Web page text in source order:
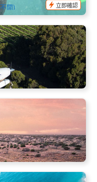
開)
立即確認
饌一日遊 - 搭乘水上飛
(英文)
PER09115
萊德→珀斯3天2晚豪華
舖+全程餐飲 | 阿德萊
ADL10782